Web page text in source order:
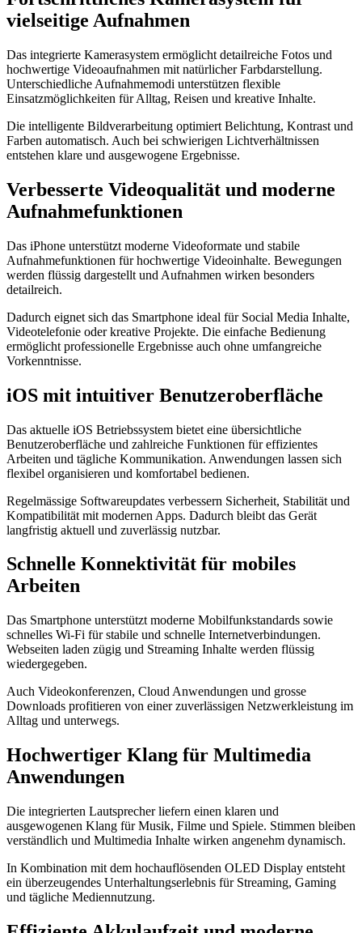
vielseitige Aufnahmen
Das integrierte Kamerasystem ermöglicht detailreiche Fotos und
hochwertige Videoaufnahmen mit natürlicher Farbdarstellung.
Unterschiedliche Aufnahmemodi unterstützen flexible
Einsatzmöglichkeiten für Alltag, Reisen und kreative Inhalte.
Die intelligente Bildverarbeitung optimiert Belichtung, Kontrast und
Farben automatisch. Auch bei schwierigen Lichtverhältnissen
entstehen klare und ausgewogene Ergebnisse.
Verbesserte Videoqualität und moderne
Aufnahmefunktionen
Das iPhone unterstützt moderne Videoformate und stabile
Aufnahmefunktionen für hochwertige Videoinhalte. Bewegungen
werden flüssig dargestellt und Aufnahmen wirken besonders
detailreich.
Dadurch eignet sich das Smartphone ideal für Social Media Inhalte,
Videotelefonie oder kreative Projekte. Die einfache Bedienung
ermöglicht professionelle Ergebnisse auch ohne umfangreiche
Vorkenntnisse.
iOS mit intuitiver Benutzeroberfläche
Das aktuelle iOS Betriebssystem bietet eine übersichtliche
Benutzeroberfläche und zahlreiche Funktionen für effizientes
Arbeiten und tägliche Kommunikation. Anwendungen lassen sich
flexibel organisieren und komfortabel bedienen.
Regelmässige Softwareupdates verbessern Sicherheit, Stabilität und
Kompatibilität mit modernen Apps. Dadurch bleibt das Gerät
langfristig aktuell und zuverlässig nutzbar.
Schnelle Konnektivität für mobiles
Arbeiten
Das Smartphone unterstützt moderne Mobilfunkstandards sowie
schnelles Wi-Fi für stabile und schnelle Internetverbindungen.
Webseiten laden zügig und Streaming Inhalte werden flüssig
wiedergegeben.
Auch Videokonferenzen, Cloud Anwendungen und grosse
Downloads profitieren von einer zuverlässigen Netzwerkleistung im
Alltag und unterwegs.
Hochwertiger Klang für Multimedia
Anwendungen
Die integrierten Lautsprecher liefern einen klaren und
ausgewogenen Klang für Musik, Filme und Spiele. Stimmen bleiben
verständlich und Multimedia Inhalte wirken angenehm dynamisch.
In Kombination mit dem hochauflösenden OLED Display entsteht
ein überzeugendes Unterhaltungserlebnis für Streaming, Gaming
und tägliche Mediennutzung.